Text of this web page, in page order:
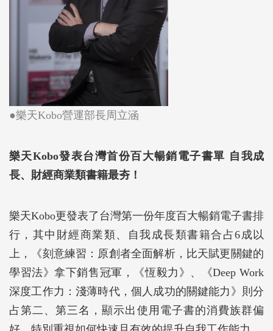
●樂天Kobo營運部長周立涵
樂天Kobo發表台灣首份百大暢銷電子書單 自我成
長、財經商業類書籍最夯！
樂天Kobo更發表了台灣第一份年度百大暢銷電子書排
行，其中財經商業類、自我成長類書籍合占6成以
上，《刻意練習：原創者全面解析，比天賦更關鍵的
學習法》拿下銷售冠軍，《恆毅力》、《Deep Work
深度工作力：淺薄時代，個人成功的關鍵能力》則分
占第二、第三名，顯示出使用電子書的消費族群偏